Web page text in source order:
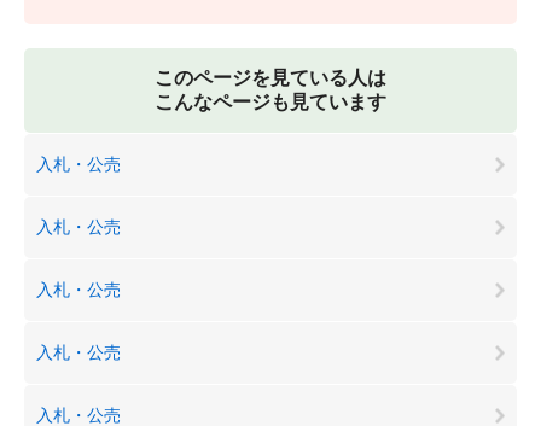
このページを見ている人は
こんなページも見ています
入札・公売
入札・公売
入札・公売
入札・公売
入札・公売